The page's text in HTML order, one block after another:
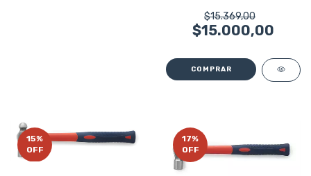
$15.369,00
$15.000,00
15%
OFF
17%
OFF